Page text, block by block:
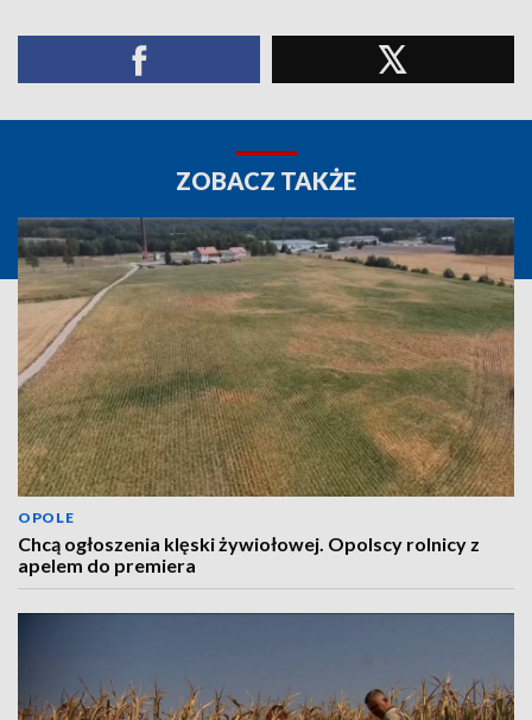
ZOBACZ TAKŻE
OPOLE
Chcą ogłoszenia klęski żywiołowej. Opolscy rolnicy z
apelem do premiera